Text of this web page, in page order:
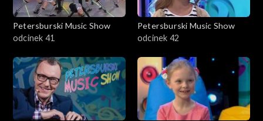
Petersburski Music Show
odcinek 41
Petersburski Music Show
odcinek 42